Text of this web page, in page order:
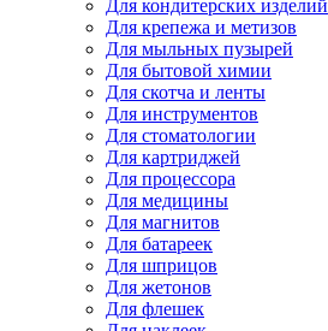
Для кондитерских изделий
Для крепежа и метизов
Для мыльных пузырей
Для бытовой химии
Для скотча и ленты
Для инструментов
Для стоматологии
Для картриджей
Для процессора
Для медицины
Для магнитов
Для батареек
Для шприцов
Для жетонов
Для флешек